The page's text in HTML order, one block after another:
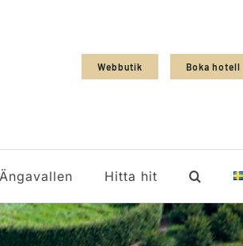
Webbutik Boka hotell
Ängavallen Hitta hit